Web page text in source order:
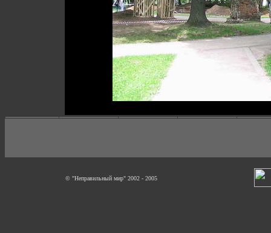
© "Неправильный мир" 2002 - 2005